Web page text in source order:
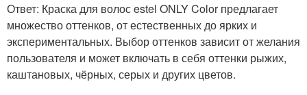
Ответ: Краска для волос estel ONLY Color предлагает
множество оттенков, от естественных до ярких и
экспериментальных. Выбор оттенков зависит от желания
пользователя и может включать в себя оттенки рыжих,
каштановых, чёрных, серых и других цветов.